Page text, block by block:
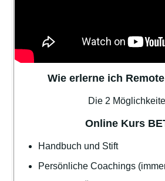
Wie erlerne ich
Die 2
Online Kurs
Handbuch und Stift
Persönliche Coachings